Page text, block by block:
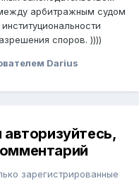
арбитражным судом
споров. ))))
Darius
зарегистрированные